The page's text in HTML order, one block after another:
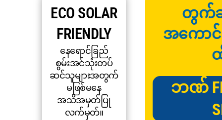
ECO SOLAR
FRIENDLY
နေရောင်ခြည်
စွမ်းအင်သုံးတပ်
ဆင်သူများအတွက်
မဖြစ်မနေ
အသိအမှတ်ပြု
လက်မှတ်။
တွက်ချ
အကောင်
ဘဏ်